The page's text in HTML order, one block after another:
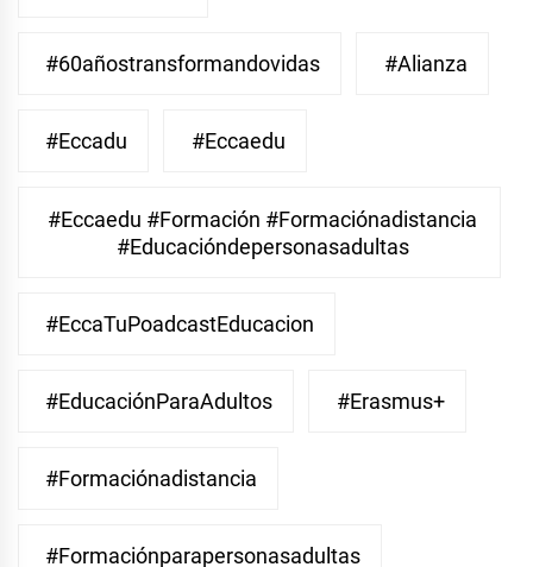
#60añostransformandovidas #Alianza
#eccadu #eccaedu
#eccaedu #formación #formaciónadistancia
#educacióndepersonasadultas
#EccaTuPoadcastEducacion
#EducaciónParaAdultos #Erasmus+
#Formaciónadistancia
#Formaciónparapersonasadultas